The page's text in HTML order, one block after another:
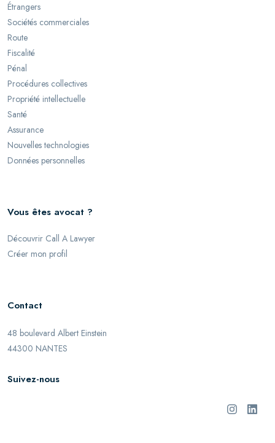
Étrangers
Sociétés commerciales
Route
Fiscalité
Pénal
Procédures collectives
Propriété intellectuelle
Santé
Assurance
Nouvelles technologies
Données personnelles
Vous êtes avocat ?
Découvrir Call A Lawyer
Créer mon profil
Contact
48 boulevard Albert Einstein
44300 NANTES
Suivez-nous